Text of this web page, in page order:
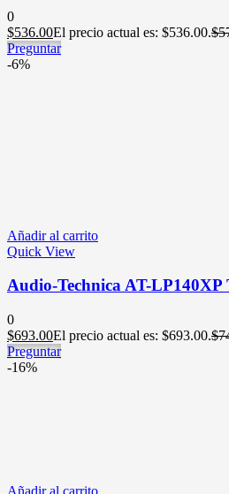
0
$536.00El precio actual es: $536.00.$
Preguntar
-6%
Añadir al carrito
Quick View
Audio-Technica AT-LP140XP
0
$693.00El precio actual es: $693.00.$
Preguntar
-16%